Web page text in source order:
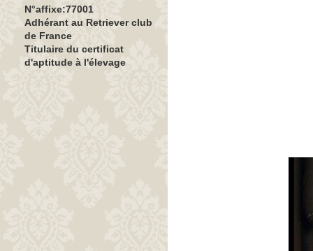
N°affixe:77001
Adhérant au Retriever club
de France
Titulaire du certificat
d'aptitude à l'élevage